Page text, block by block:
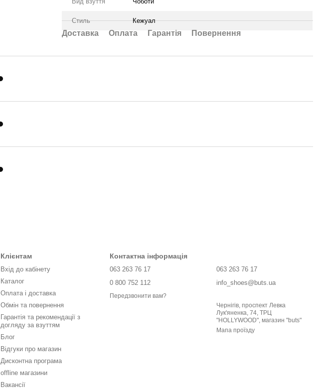
Стиль Кежуал
Доставка Оплата Гарантія Повернення
Клієнтам
Вхід до кабінету
Каталог
Оплата і доставка
Обмін та повернення
Гарантія та рекомендації з
догляду за взуттям
Блог
Відгуки про магазин
Дисконтна програма
offline магазини
Вакансії
Контактна інформація
063 263 76 17
0 800 752 112
Передзвонити вам?
063 263 76 17
info_shoes@buts.ua
Чернігів, проспект Левка
Лук'яненка, 74, ТРЦ
"HOLLYWOOD", магазин "buts"
Мапа проїзду